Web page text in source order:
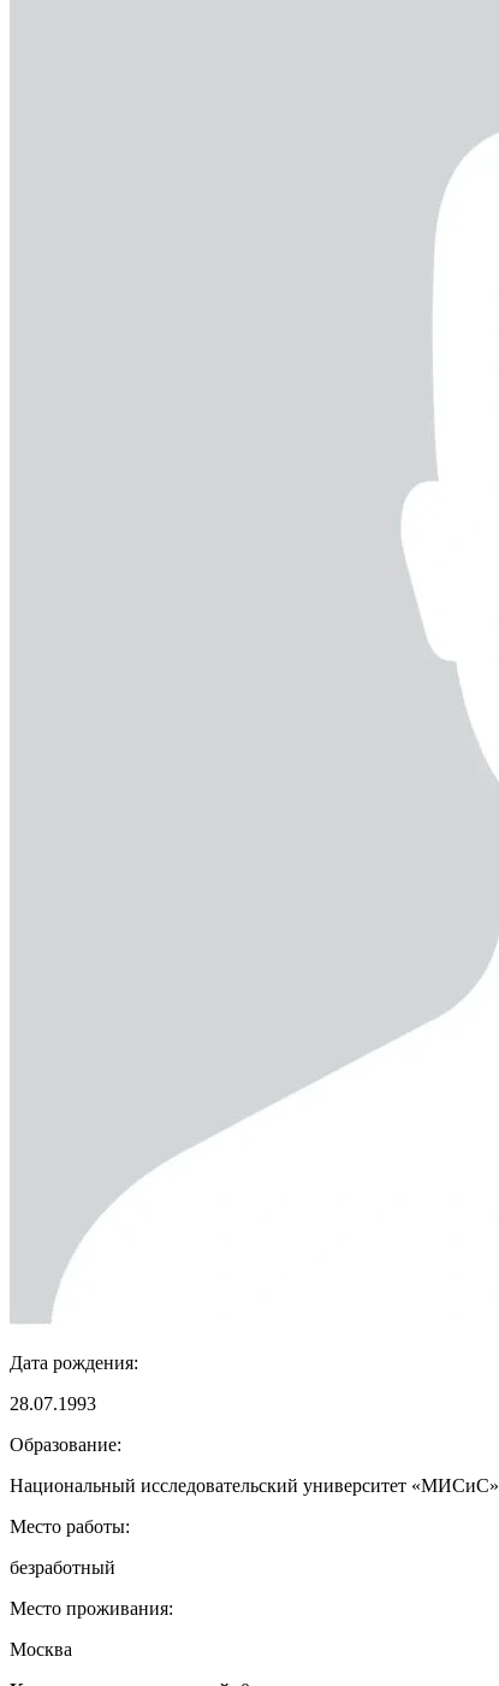
Дата рождения:
28.07.1993
Образование:
Национальный исследовательский университет «МИСиС»
Место работы:
безработный
Место проживания:
Москва